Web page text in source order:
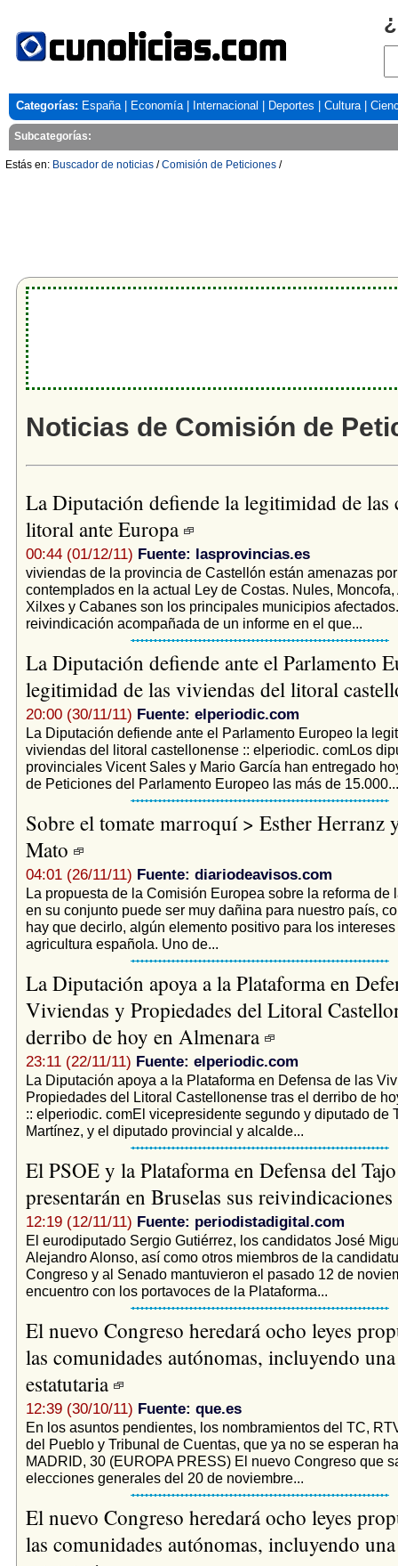
Categorías: España| Economía| Internacional Deportes Cultura|
Subcategorías:
Estás en: Buscador de noticias /Comisión de Peticiones /
Noticias de Comisión de
La Diputación defiende la legitimidad de las
litoral ante Europa
00:44 (01/12/11) Fuente: lasprovincias.es
viviendas de la provincia de Castellón están amenazas
contemplados en la actual Ley de Costas. Nules, Moncofa,
Xilxes y Cabanes son los principales municipios
reivindicación acompañada de un informe en el que...
La Diputación defiende ante el Parlamento
legitimidad de las viviendas del litoral
20:00 (30/11/11) Fuente: elperiodic.com
La Diputación defiende ante el Parlamento Europeo la
viviendas del litoral castellonense :: elperiodic. comLos
provinciales Vicent Sales y Mario García han entregado
de Peticiones del Parlamento Europeo las más de 15.000...
Sobre el tomate marroquí > Esther Herranz
Mato
04:01 (26/11/11) Fuente: diariodeavisos.com
La propuesta de la Comisión Europea sobre la reforma de
en su conjunto puede ser muy dañina para nuestro país,
hay que decirlo, algún elemento positivo para los
agricultura española. Uno de...
La Diputación apoya a la Plataforma en
Viviendas y Propiedades del Litoral
derribo de hoy en Almenara
23:11 (22/11/11) Fuente: elperiodic.com
La Diputación apoya a la Plataforma en Defensa de las
Propiedades del Litoral Castellonense tras el derribo de
:: elperiodic. comEl vicepresidente segundo y diputado de
Martínez, y el diputado provincial y alcalde...
El PSOE y la Plataforma en Defensa del
presentarán en Bruselas sus reivindicaciones
12:19 (12/11/11) Fuente: periodistadigital.com
El eurodiputado Sergio Gutiérrez, los candidatos José
Alejandro Alonso, así como otros miembros de la
Congreso y al Senado mantuvieron el pasado 12 de
encuentro con los portavoces de la Plataforma...
El nuevo Congreso heredará ocho leyes
las comunidades autónomas, incluyendo
estatutaria
12:39 (30/10/11) Fuente: que.es
En los asuntos pendientes, los nombramientos del TC,
del Pueblo y Tribunal de Cuentas, que ya no se esperan
MADRID, 30 (EUROPA PRESS) El nuevo Congreso que
elecciones generales del 20 de noviembre...
El nuevo Congreso heredará ocho leyes
las comunidades autónomas, incluyendo